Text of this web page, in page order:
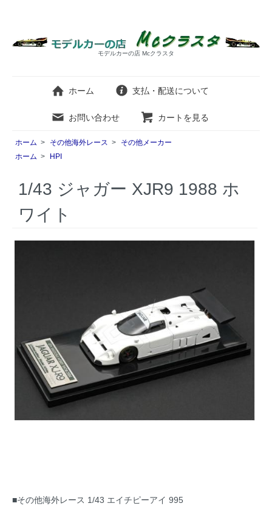
モデルカーの店 Mcクラスタ
ホーム 支払・配送について
お問い合わせ カートを見る
ホーム > その他海外レース >
その他メーカー
ホーム > HPI
1/43 ジャガー XJR9 1988 ホ
ワイト
■その他海外レース 1/43 エイチピーアイ 995